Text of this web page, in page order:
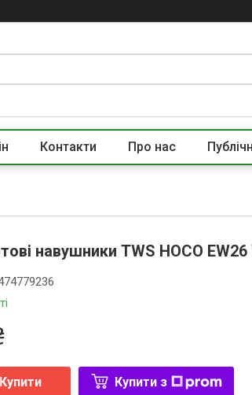
Контакти Про нас
навушники TWS HOCO
Купити Купити з